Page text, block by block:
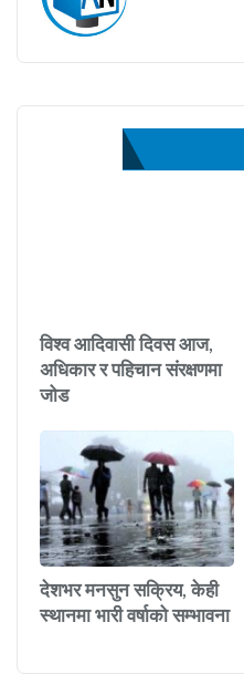
विश्व आदिवासी दिवस आज,
अधिकार र पहिचान संरक्षणमा
जोड
देशभर मनसुन सक्रिय, केही
स्थानमा भारी वर्षाको सम्भावना